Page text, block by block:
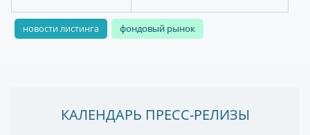
новости листинга фондовый рынок
КАЛЕНДАРЬ ПРЕСС-РЕЛИЗЫ